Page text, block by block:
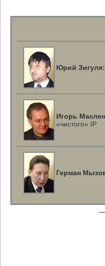
Юрий Зигуля:
Игорь
«чистого» IP
Герман